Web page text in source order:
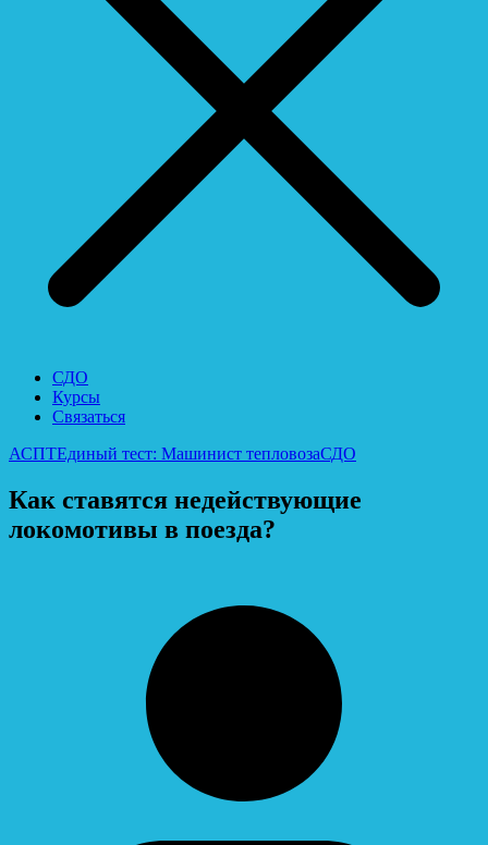
СДО
Курсы
Связаться
АСПТЕдиный тест: Машинист тепловозаСДО
Как ставятся недействующие
локомотивы в поезда?